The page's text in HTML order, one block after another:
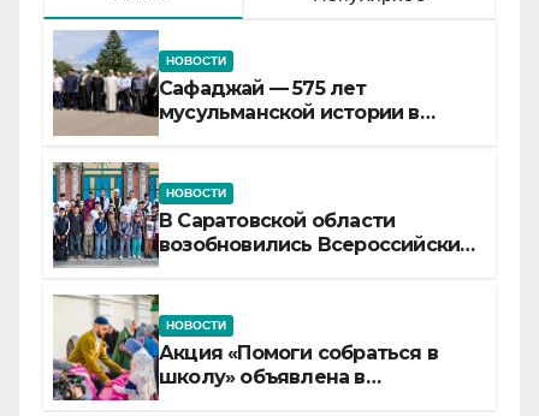
НОВОСТИ
Сафаджай — 575 лет
мусульманской истории в
НОВОСТИ
В Саратовской области
возобновились Всероссийские
НОВОСТИ
Акция «Помоги собраться в
школу» объявлена в